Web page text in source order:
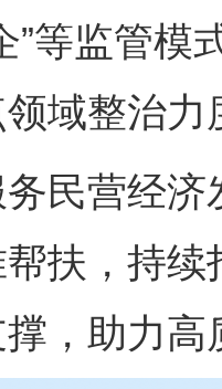
”等监管
域整治
营经济
扶，持续
，助力高